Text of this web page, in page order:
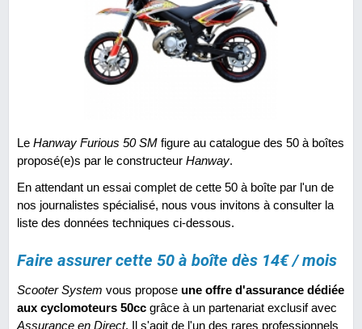
Le Hanway Furious 50 SM figure au catalogue des 50 à boîtes
proposé(e)s par le constructeur Hanway.
En attendant un essai complet de cette 50 à boîte par l'un de
nos journalistes spécialisé, nous vous invitons à consulter la
liste des données techniques ci-dessous.
Faire assurer cette 50 à boîte dès 14€ / mois
Scooter System vous propose une offre d'assurance dédiée
aux cyclomoteurs 50cc grâce à un partenariat exclusif avec
Assurance en Direct. Il s'agit de l'un des rares professionnels